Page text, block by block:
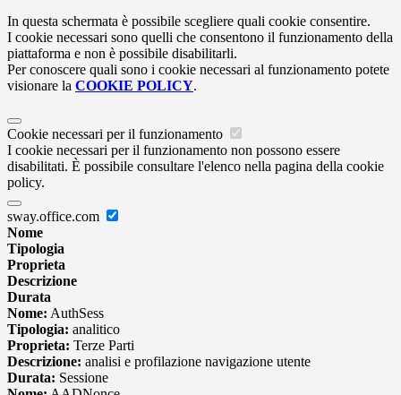
In questa schermata è possibile scegliere quali cookie consentire.
I cookie necessari sono quelli che consentono il funzionamento della
piattaforma e non è possibile disabilitarli.
Per conoscere quali sono i cookie necessari al funzionamento potete
visionare la COOKIE POLICY.
Cookie necessari per il funzionamento
I cookie necessari per il funzionamento non possono essere
disabilitati. È possibile consultare l'elenco nella pagina della cookie
policy.
sway.office.com
Nome
Tipologia
Proprieta
Descrizione
Durata
Nome: AuthSess
Tipologia: analitico
Proprieta: Terze Parti
Descrizione: analisi e profilazione navigazione utente
Durata: Sessione